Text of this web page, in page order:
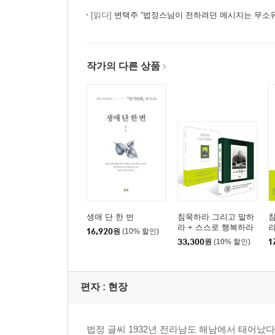
[읽다] 변택주 “법정스님이 전하려던 메시지는 무소
작가의 다른 상품
생애 단 한 번
16,920원 (10% 할인)
침묵하라 그리고 말하
라 + 스스로 행복하라
(10만 부 기념 에디션)
세트
33,300원 (10% 할인)
편자 : 현장
법정 글씨 1932년 전라남도 해남에서 태어났